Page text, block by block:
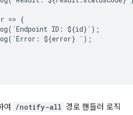
=> {
( `Endpoint ID : ${id} ` );
( `Error : ${error} ` );
여 /notify-all 경로 핸들러 로직